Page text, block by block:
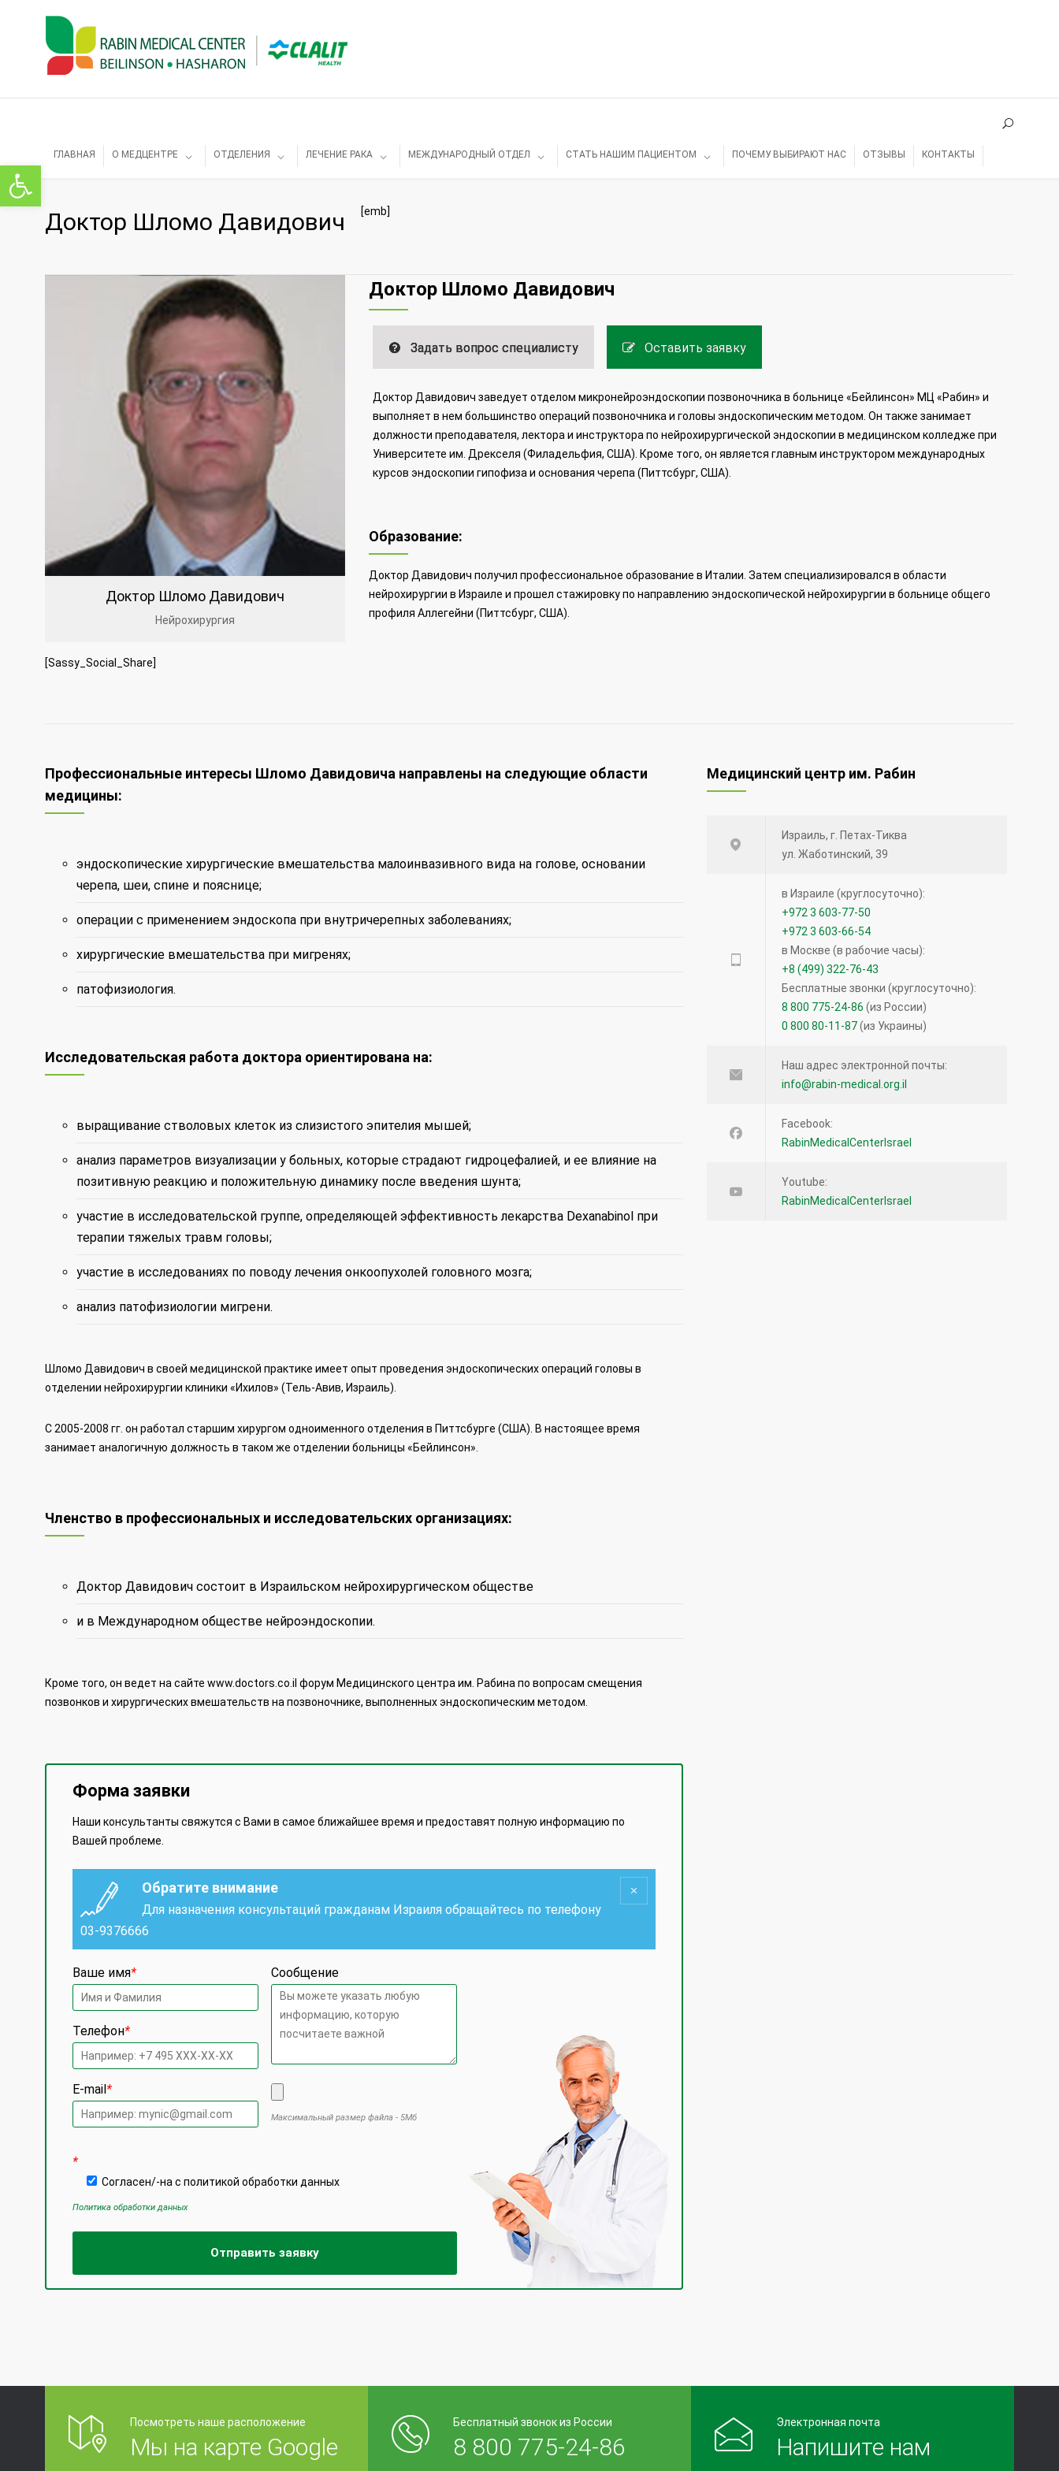
Открыть панель инструментов
ГЛАВНАЯ О МЕДЦЕНТРЕ ОТДЕЛЕНИЯ ЛЕЧЕНИЕ РАКА МЕЖДУНАРОДНЫЙ ОТДЕЛ СТАТЬ НАШИМ ПАЦИЕНТОМ ПОЧЕМУ ВЫБИРАЮТ НАС ОТЗЫВЫ КОНТАКТЫ
Доктор Шломо Давидович [emb]
Доктор Шломо Давидович
Нейрохирургия
[Sassy_Social_Share]
Доктор Шломо Давидович
Задать вопрос специалисту Оставить заявку
Доктор Давидович заведует отделом микронейроэндоскопии позвоночника в больнице «Бейлинсон» МЦ «Рабин» и
выполняет в нем большинство операций позвоночника и головы эндоскопическим методом. Он также занимает
должности преподавателя, лектора и инструктора по нейрохирургической эндоскопии в медицинском колледже при
Университете им. Дрекселя (Филадельфия, США). Кроме того, он является главным инструктором международных
курсов эндоскопии гипофиза и основания черепа (Питтсбург, США).
Образование:
Доктор Давидович получил профессиональное образование в Италии. Затем специализировался в области
нейрохирургии в Израиле и прошел стажировку по направлению эндоскопической нейрохирургии в больнице общего
профиля Аллегейни (Питтсбург, США).
Профессиональные интересы Шломо Давидовича направлены на следующие области
медицины:
эндоскопические хирургические вмешательства малоинвазивного вида на голове, основании
черепа, шеи, спине и пояснице;
операции с применением эндоскопа при внутричерепных заболеваниях;
хирургические вмешательства при мигренях;
патофизиология.
Исследовательская работа доктора ориентирована на:
выращивание стволовых клеток из слизистого эпителия мышей;
анализ параметров визуализации у больных, которые страдают гидроцефалией, и ее влияние на
позитивную реакцию и положительную динамику после введения шунта;
участие в исследовательской группе, определяющей эффективность лекарства Dexanabinol при
терапии тяжелых травм головы;
участие в исследованиях по поводу лечения онкоопухолей головного мозга;
анализ патофизиологии мигрени.
Шломо Давидович в своей медицинской практике имеет опыт проведения эндоскопических операций головы в
отделении нейрохирургии клиники «Ихилов» (Тель-Авив, Израиль).
С 2005-2008 гг. он работал старшим хирургом одноименного отделения в Питтсбурге (США). В настоящее время
занимает аналогичную должность в таком же отделении больницы «Бейлинсон».
Членство в профессиональных и исследовательских организациях:
Доктор Давидович состоит в Израильском нейрохирургическом обществе
и в Международном обществе нейроэндоскопии.
Кроме того, он ведет на сайте www.doctors.co.il форум Медицинского центра им. Рабина по вопросам смещения
позвонков и хирургических вмешательств на позвоночнике, выполненных эндоскопическим методом.
Форма заявки
Наши консультанты свяжутся с Вами в самое ближайшее время и предоставят полную информацию по
Вашей проблеме.
Обратите внимание
Для назначения консультаций гражданам Израиля обращайтесь по телефону
03-9376666
Ваше имя*
Телефон*
E-mail*
Сообщение
Максимальный размер файла - 5Мб
*
Согласен/-на с политикой обработки данных
Политика обработки данных
Медицинский центр им. Рабин
Израиль, г. Петах-Тиква
ул. Жаботинский, 39
в Израиле (круглосуточно):
+972 3 603-77-50
+972 3 603-66-54
в Москве (в рабочие часы):
+8 (499) 322-76-43
Бесплатные звонки (круглосуточно):
8 800 775-24-86 (из России)
0 800 80-11-87(из Украины)
Наш адрес электронной почты:
info@rabin-medical.org.il
Facebook:
RabinMedicalCenterIsrael
Youtube:
RabinMedicalCenterIsrael
Посмотреть наше расположение
Мы на карте Google
Бесплатный звонок из России
8 800 775-24-86
Электронная почта
Напишите нам